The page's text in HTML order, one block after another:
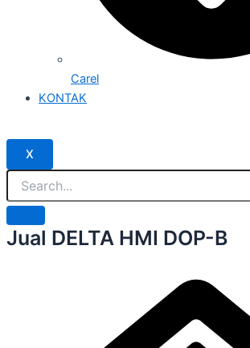
Carel
KONTAK
X
Jual DELTA HMI DOP-B